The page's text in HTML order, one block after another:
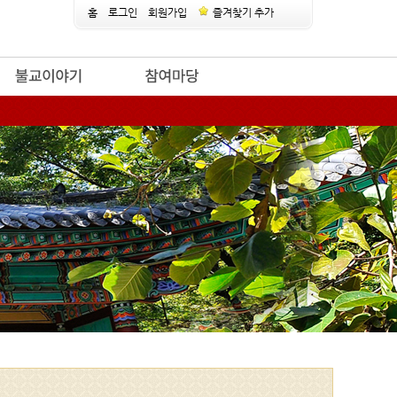
홈 로그인 회원가입 즐겨찾기 추가